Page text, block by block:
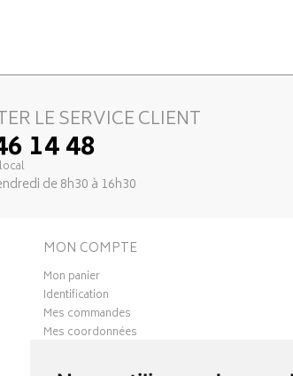
LE SERVICE CLIENT
14 48
de 8h30 à 16h30
MON COMPTE
Mon panier
Identification
Mes commandes
Mes coordonnées
Mes favoris